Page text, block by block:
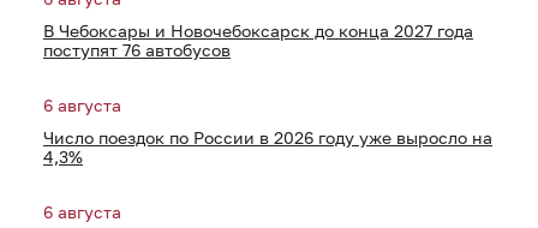
В Чебоксары и Новочебоксарск до конца 2027 года
поступят 76 автобусов
6 августа
Число поездок по России в 2026 году уже выросло на
4,3%
6 августа